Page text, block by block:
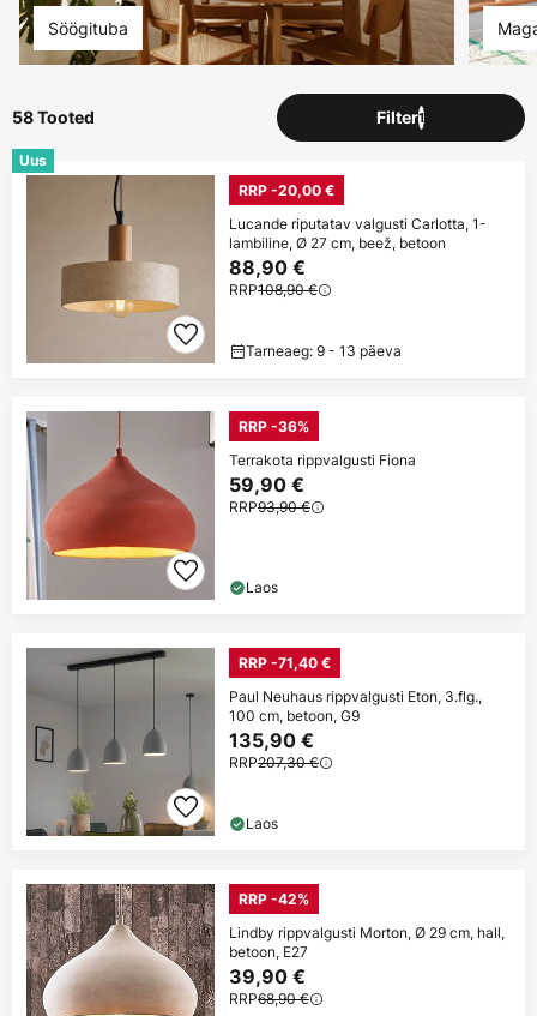
Söögituba
58 Tooted Filter1
Uus
RRP -20,00 €
Lucande riputatav valgusti Carlotta, 1-
lambiline, Ø 27 cm, beež, betoon
88,90 €
RRP108,90 €
Tarneaeg: 9 - 13 päeva
RRP -36%
Terrakota rippvalgusti Fiona
59,90 €
RRP93,90 €
Laos
RRP -71,40 €
Paul Neuhaus rippvalgusti Eton, 3.flg.,
100 cm, betoon, G9
135,90 €
RRP207,30 €
Laos
RRP -42%
Lindby rippvalgusti Morton, Ø 29 cm, hall,
betoon, E27
39,90 €
RRP68,90 €